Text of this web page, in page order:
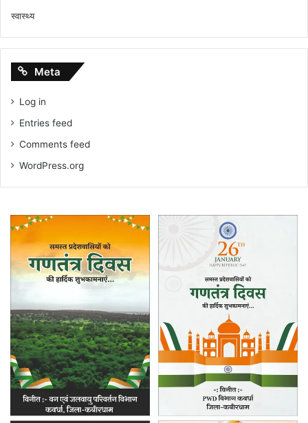
स्वास्थ्य
Meta
Log in
Entries feed
Comments feed
WordPress.org